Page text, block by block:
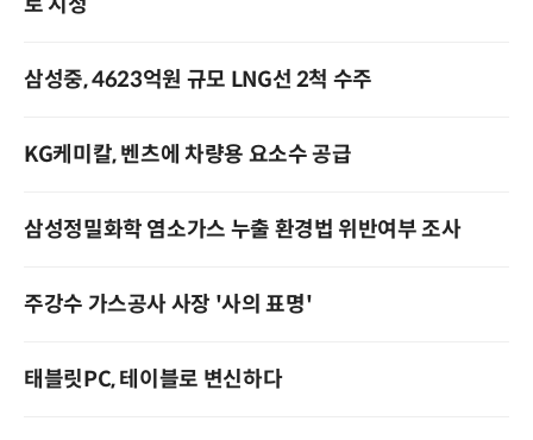
삼성중, 4623억원 규모 LNG선 2척 수주
KG케미칼, 벤츠에 차량용 요소수 공급
삼성정밀화학 염소가스 누출 환경법 위반여부 조사
주강수 가스공사 사장 '사의 표명'
태블릿PC, 테이블로 변신하다